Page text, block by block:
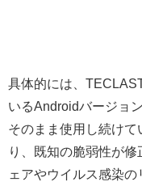
具体的には、
いるAndroidバージョ
そのまま使用し続けて
り、既知の脆弱性が
ェアやウイルス感染の